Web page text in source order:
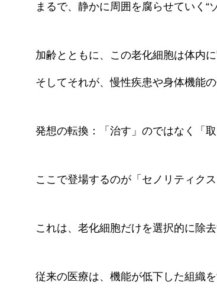
まるで、静かに周囲を腐らせていく“
加齢とともに、この老化細胞は体内に
そしてそれが、慢性疾患や身体機能
発想の転換：「治す」のではなく「取
ここで登場するのが「セノリティク
これは、老化細胞だけを選択的に除去
従来の医療は、機能が低下した組織を